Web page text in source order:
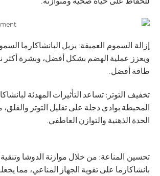
إزالة السموم العميقة: يزيل البانشاكارما
ويعزز عملية الهضم بشكل أفضل، وبشرة أكثر
طاقة أفضل.
تخفيف التوتر:تساعد التأثيرات المهدئة
المحيطة بوادي دجلة على تقليل التوتر
الحدة الذهنية والتوازن العاطفي.
تحسين المناعة: من خلال موازنة الدوشا
بانشاكارما على تقوية الجهاز المناعي، مما